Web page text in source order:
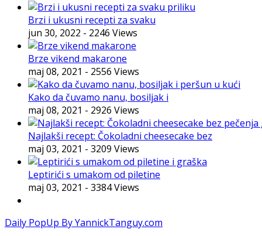
Brzi i ukusni recepti za svaku
jun 30, 2022 - 2246 Views
Brze vikend makarone
maj 08, 2021 - 2556 Views
Kako da čuvamo nanu, bosiljak i
maj 08, 2021 - 2926 Views
Najlakši recept: Čokoladni cheesecake bez
maj 03, 2021 - 3209 Views
Leptirići s umakom od piletine
maj 03, 2021 - 3384 Views
Daily PopUp By YannickTanguy.com